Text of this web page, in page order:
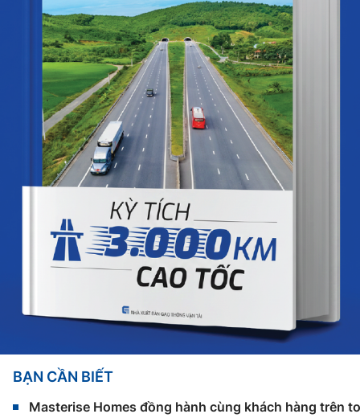
BẠN CẦN BIẾT
Masterise Homes đồng hành cùng khách hàng trên